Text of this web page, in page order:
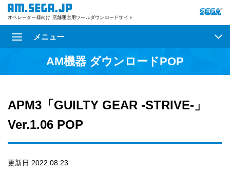
オペレーター様向け 店舗運営用ツールダウンロードサイト
メニュー
AM機器 ダウンロードPOP
APM3「GUILTY GEAR -STRIVE-」
Ver.1.06 POP
更新日 2022.08.23